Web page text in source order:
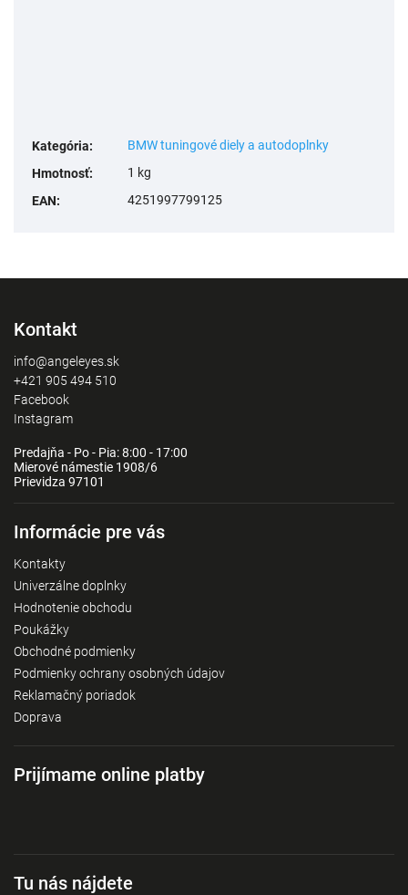
Kategória:
BMW tuningové diely a autodoplnky
Hmotnosť:
1 kg
EAN: 4251997799125
Kontakt
info@angeleyes.sk
+421 905 494 510
Facebook
Instagram
Predajňa - Po - Pia: 8:00 - 17:00
Mierové námestie 1908/6
Prievidza 97101
Informácie pre vás
Kontakty
Univerzálne doplnky
Hodnotenie obchodu
Poukážky
Obchodné podmienky
Podmienky ochrany osobných údajov
Reklamačný poriadok
Doprava
Prijímame online platby
Tu nás nájdete